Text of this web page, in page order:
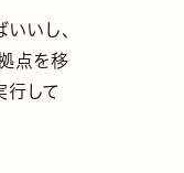
いし、
点を移
行して